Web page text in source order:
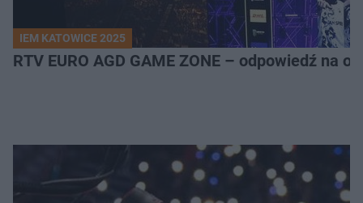
IEM KATOWICE 2025
RTV EURO AGD GAME ZONE – odpowiedź na